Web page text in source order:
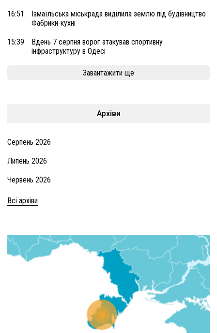
16:51
Ізмаїльська міськрада виділила землю під будівництво
Фабрики-кухні
15:39
Вдень 7 серпня ворог атакував спортивну
інфраструктуру в Одесі
Завантажити ще
Архіви
Серпень 2026
Липень 2026
Червень 2026
Всі архіви